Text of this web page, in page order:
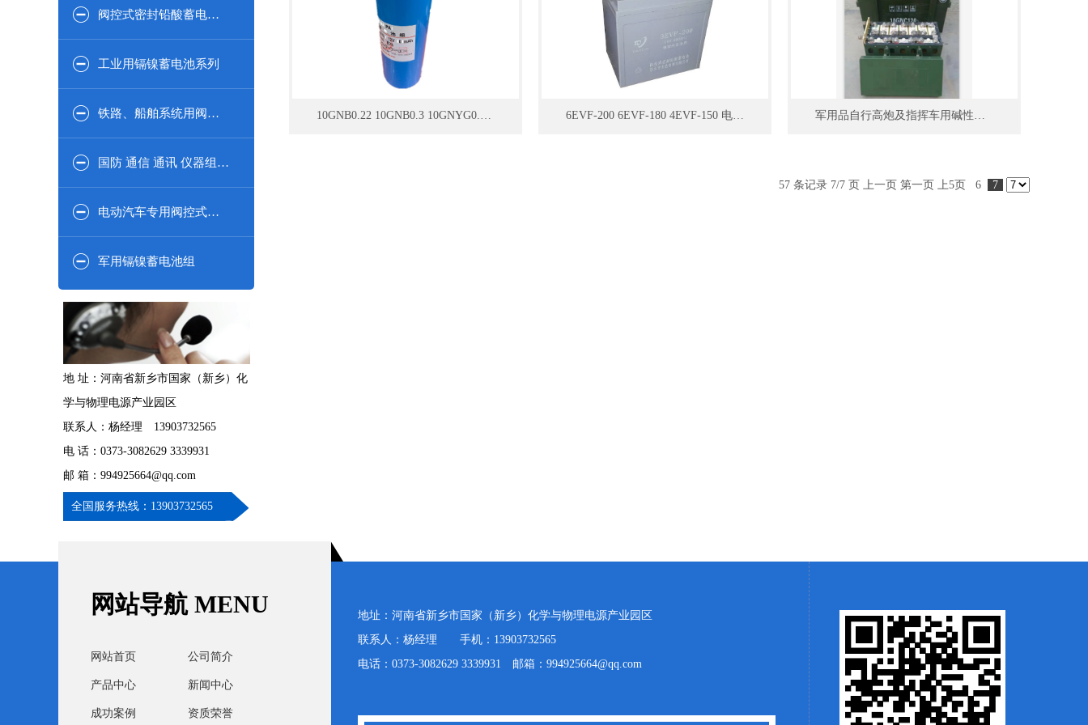
阀控式密封铅酸蓄电池2V系列
工业用镉镍蓄电池系列
铁路、船舶系统用阀控式密闭铅酸蓄电池系列
国防 通信 通讯 仪器组合系列
电动汽车专用阀控式密封铅酸蓄电池
军用镉镍蓄电池组
地 址：河南省新乡市国家（新乡）化
学与物理电源产业园区
联系人：杨经理 13903732565
电 话：0373-3082629 3339931
邮 箱：994925664@qq.com
全国服务热线：13903732565
10GNB0.22 10GNB0.3 10GNYG0.6 10QNY0.8 GNYG1.6 组合系列 (2) 6EVF-200 6EVF-180 4EVF-150 电动汽车专用阀控式铅酸蓄电池 军用品自行高炮及指挥车用碱性蓄电池组10GNC120
57 条记录 7/7 页 上一页 第一页 上5页 6 7
地址：河南省新乡市国家（新乡）化学与物理电源产业园区
联系人：杨经理 手机：13903732565
电话：0373-3082629 3339931 邮箱：994925664@qq.com
网站导航 MENU
网站首页 公司简介
产品中心 新闻中心
成功案例 资质荣誉